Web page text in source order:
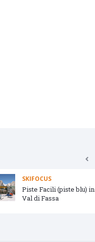
SKIFOCUS
Piste Facili (piste blu) in
Val di Fassa